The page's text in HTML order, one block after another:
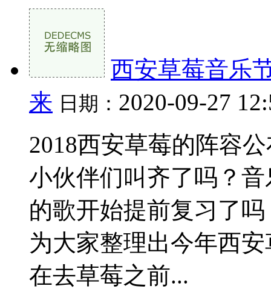
西安草莓音乐
来 日期： 2020-09-27
2018西安草莓的阵容
小伙伴们叫齐了吗？
的歌开始提前复习了
为大家整理出今年西
在去草莓之前...